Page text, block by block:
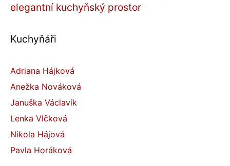
elegantní kuchyňský prostor
Kuchyňáři
Adriana Hájková
Anežka Nováková
Januška Václavík
Lenka Vlčková
Nikola Hájová
Pavla Horáková